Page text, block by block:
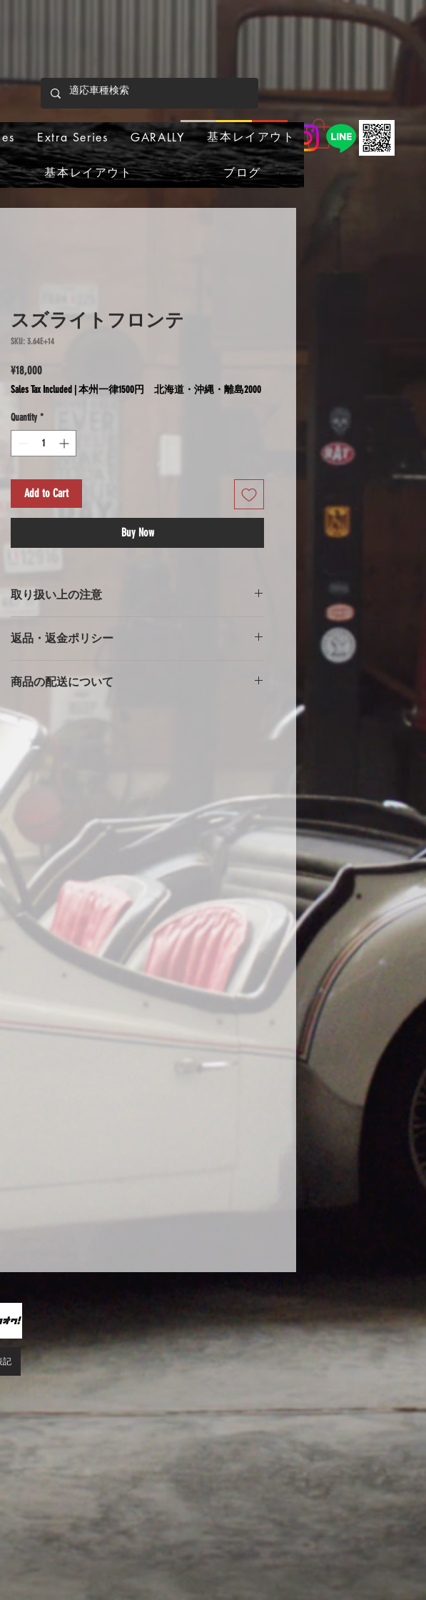
Extra Series GARALLY 基本レイアウト
基本レイアウト ブログ
スズライトフロンテ
SKU: 3.64E+14
¥18,000Price
Sales Tax Included 本州一律1500円 北海道・沖縄・離島2000
Quantity *
Add to Cart
Buy Now
取り扱い上の注意
※強風での使用の注意
風の時は、ホイール部分に布団を干す時に使用する大型
安全に使用できます。
※完全防水にはしていません。
カバーには防水・撥水加工をしていますが、完全防水で
はありません。ビニール生地やテント生地などの完全防
水生地を使用すると、地面からの湿気でボディが錆てし
水にはしていません。ミシンの縫い目から雨水が浸入す
ることがありますが、不良品ではありません。天気の良
い日など車もカバーをめくり換気する事をお勧めしま
※オールペン車両やコーティング車両に使用する際の注
オールペンやボディコーティング直後の車両は塗膜が不
安定なためカバーの使用はお控えください。コーティン
グ剤や塗料の種類によっては、シミができる可能性があ
ります。万が一シミになった場合は速やかに天日で乾燥
させてください。（現在までに70件のみ、DIYで赤色にオ
ールペンされた車両に使用し、塗装の曇りが出たとの報
※ボディが汚れた状態での使用はお控えください。
雨で濡れている車体や、泥水や砂などで汚れたボティに
かけるのはご注意ください。濡れたままのボディにかけ
るとシミの原因になります。砂や泥で汚れたままのボデ
す。出来るだけ綺麗な状態で使用してください。
返品・返金ポリシー
返品返金は対応できません。事前にカスタム等ご相談い
期不良に関しては別途商品に交換させて頂きます。
商品の配送について
本州一律1500円
北海道・沖縄・離島は2000円
発送はゆうパックでの発送になります。土日祝・年末年
始の発送は出来ません。
記